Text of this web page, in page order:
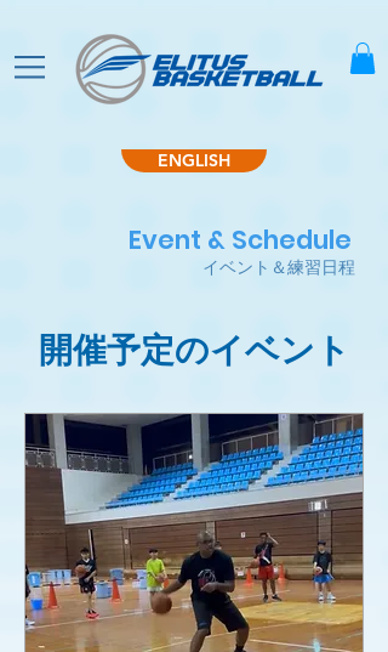
ENGLISH
イベント＆練習日程
Event & Schedule
開催予定のイベント